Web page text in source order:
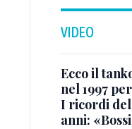
VIDEO
Ecco il
nel 1997
I ricordi
anni: